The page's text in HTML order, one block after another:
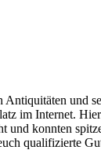
Antiquitäten und
im Internet.
und konnten
qualifizierte